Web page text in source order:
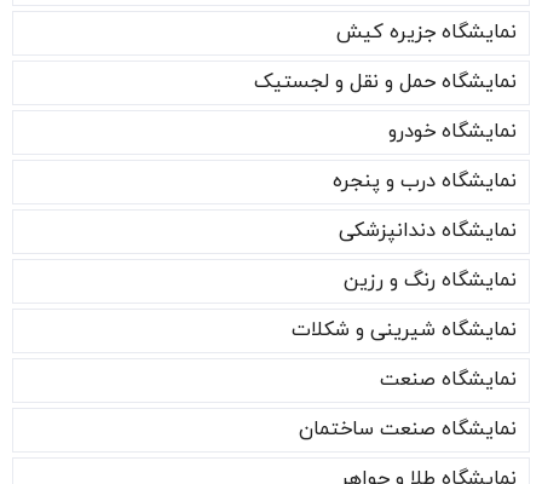
نمایشگاه جزیره کیش
نمایشگاه حمل و نقل و لجستیک
نمایشگاه خودرو
نمایشگاه درب و پنجره
نمایشگاه دندانپزشکی
نمایشگاه رنگ و رزین
نمایشگاه شیرینی و شکلات
نمایشگاه صنعت
نمایشگاه صنعت ساختمان